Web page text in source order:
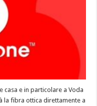
e in particolare a Voda
la fibra ottica direttamente a